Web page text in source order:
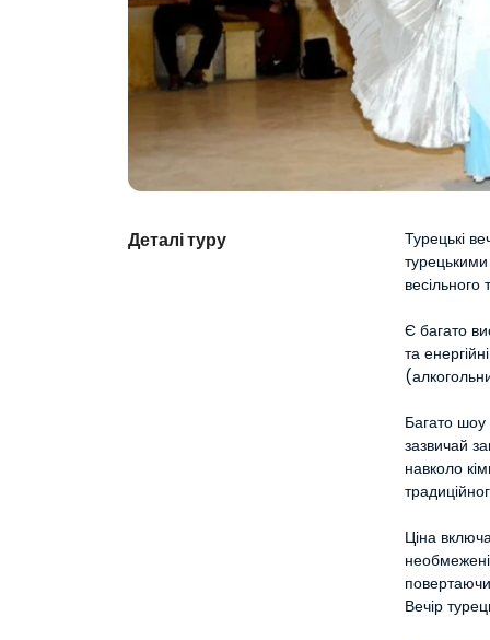
Деталі туру
Турецькі
Є багато
та
Багато шоу
зазвичай
навколо
Ціна
Вечір